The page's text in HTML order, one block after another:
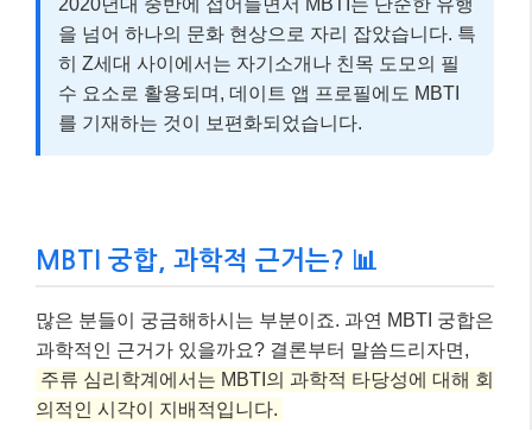
을 넘어 하나의 문화 현상으로 자리 잡았습니다. 특
히 Z세대 사이에서는 자기소개나 친목 도모의 필
수 요소로 활용되며, 데이트 앱 프로필에도 MBTI
를 기재하는 것이 보편화되었습니다.
MBTI 궁합, 과학적 근거는? 📊
많은 분들이 궁금해하시는 부분이죠. 과연 MBTI 궁합은
과학적인 근거가 있을까요? 결론부터 말씀드리자면,
주류 심리학계에서는 MBTI의 과학적 타당성에 대해 회
의적인 시각이 지배적입니다.